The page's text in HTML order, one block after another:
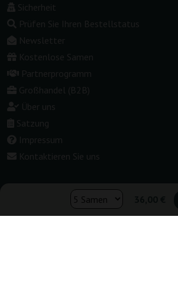
Sicherheit
Prüfen Sie Ihren Bestellstatus
Newsletter
Kostenlose Samen
Partnerprogramm
Großhandel (B2B)
Über uns
Satzung
Impressum
Kontaktieren Sie uns
Shop wechseln: